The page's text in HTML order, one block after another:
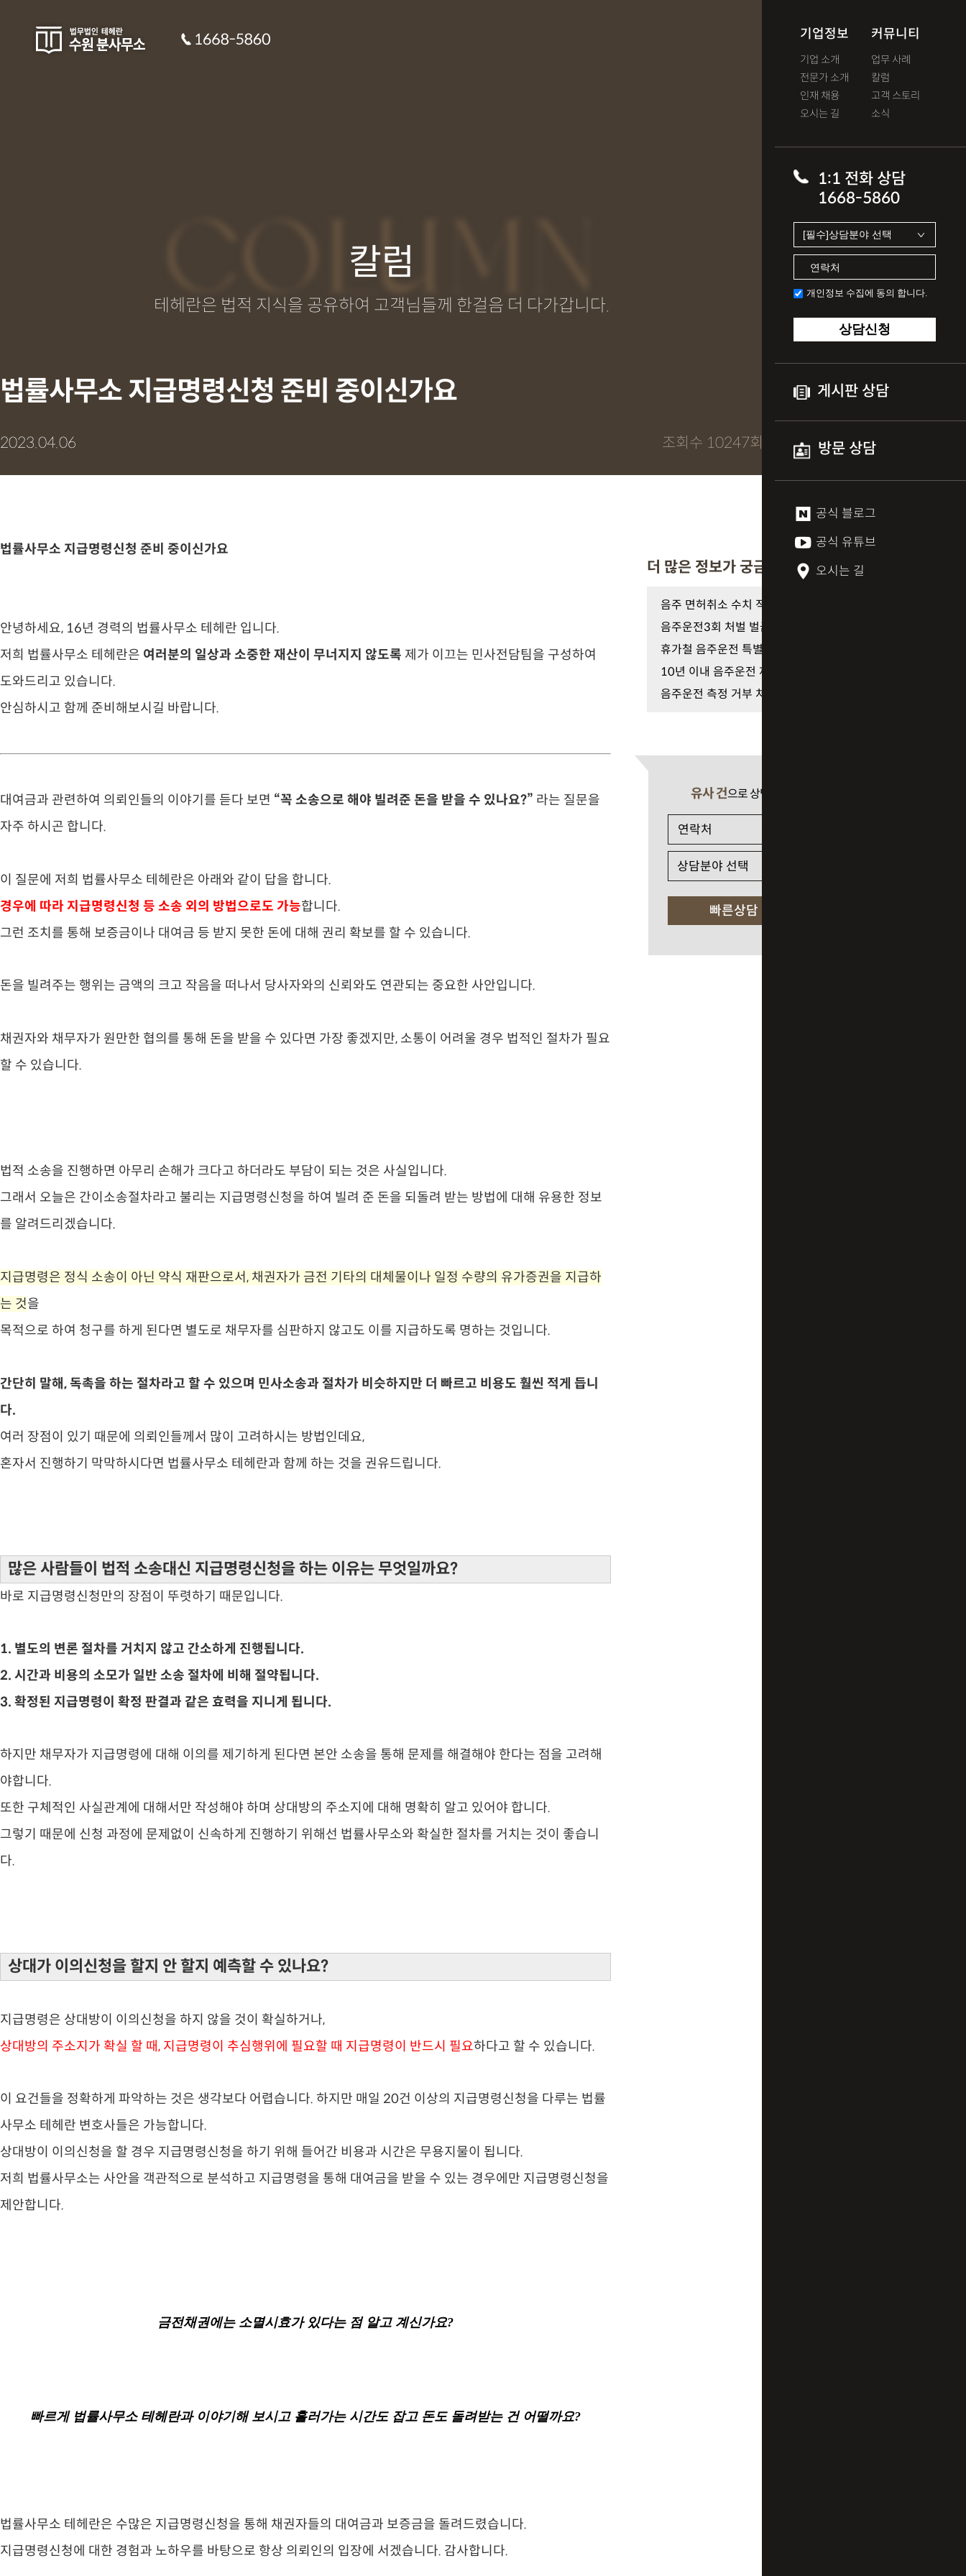
기업정보
기업 소개
전문가 소개
인재 채용
오시는 길
커뮤니티
업무 사례
칼럼
고객 스토리
소식
1:1 전화 상담
1668-5860
개인정보 수집에 동의 합니다.
상담신청
게시판 상담
방문 상담
공식 블로그
공식 유튜브
오시는 길
COLUMN
칼럼
테헤란은 법적 지식을 공유하여 고객님들께 한걸음 더 다가갑니다.
법률사무소 지급명령신청 준비 중이신가요
2023.04.06 조회수 10247회
법률사무소 지급명령신청 준비 중이신가요
안녕하세요, 16년 경력의 법률사무소 테헤란 입니다.
저희 법률사무소 테헤란은 여러분의 일상과 소중한 재산이 무너지지 않도록 제가 이끄는 민사전담팀을 구성하여
도와드리고 있습니다.
안심하시고 함께 준비해보시길 바랍니다.
​대여금과 관련하여 의뢰인들의 이야기를 듣다 보면 “꼭 소송으로 해야 빌려준 돈을 받을 수 있나요?” 라는 질문을
자주 하시곤 합니다.
이 질문에 저희 법률사무소 테헤란은 아래와 같이 답을 합니다.
경우에 따라 지급명령신청 등 소송 외의 방법으로도 가능합니다.
그런 조치를 통해 보증금이나 대여금 등 받지 못한 돈에 대해 권리 확보를 할 수 있습니다.
돈을 빌려주는 행위는 금액의 크고 작음을 떠나서 당사자와의 신뢰와도 연관되는 중요한 사안입니다.
​채권자와 채무자가 원만한 협의를 통해 돈을 받을 수 있다면 가장 좋겠지만, 소통이 어려울 경우 법적인 절차가 필요
할 수 있습니다.
법적 소송을 진행하면 아무리 손해가 크다고 하더라도 부담이 되는 것은 사실입니다.
​그래서 오늘은 간이소송절차라고 불리는 지급명령신청을 하여 빌려 준 돈을 되돌려 받는 방법에 대해 유용한 정보
를 알려드리겠습니다.
지급명령은 정식 소송이 아닌 약식 재판으로서, 채권자가 금전 기타의 대체물이나 일정 수량의 유가증권을 지급하
는 것을
목적으로 하여 청구를 하게 된다면 별도로 채무자를 심판하지 않고도 이를 지급하도록 명하는 것입니다.
간단히 말해, 독촉을 하는 절차라고 할 수 있으며 민사소송과 절차가 비슷하지만 더 빠르고 비용도 훨씬 적게 듭니
다.
​여러 장점이 있기 때문에 의뢰인들께서 많이 고려하시는 방법인데요,
혼자서 진행하기 막막하시다면 법률사무소 테헤란과 함께 하는 것을 권유드립니다.
많은 사람들이 법적 소송대신 지급명령신청을 하는 이유는 무엇일까요?
바로 지급명령신청만의 장점이 뚜렷하기 때문입니다.
1. 별도의 변론 절차를 거치지 않고 간소하게 진행됩니다.
​2. 시간과 비용의 소모가 일반 소송 절차에 비해 절약됩니다.
​3. 확정된 지급명령이 확정 판결과 같은 효력을 지니게 됩니다.
하지만 채무자가 지급명령에 대해 이의를 제기하게 된다면 본안 소송을 통해 문제를 해결해야 한다는 점을 고려해
야합니다.
​또한 구체적인 사실관계에 대해서만 작성해야 하며 상대방의 주소지에 대해 명확히 알고 있어야 합니다.
​그렇기 때문에 신청 과정에 문제없이 신속하게 진행하기 위해선 법률사무소와 확실한 절차를 거치는 것이 좋습니
다.
상대가 이의신청을 할지 안 할지 예측할 수 있나요?
지급명령은 상대방이 이의신청을 하지 않을 것이 확실하거나,
상대방의 주소지가 확실 할 때, 지급명령이 추심행위에 필요할 때 지급명령이 반드시 필요하다고 할 수 있습니다.
이 요건들을 정확하게 파악하는 것은 생각보다 어렵습니다. 하지만 매일 20건 이상의 지급명령신청을 다루는 법률
사무소 테헤란 변호사들은 가능합니다.
상대방이 이의신청을 할 경우 지급명령신청을 하기 위해 들어간 비용과 시간은 무용지물이 됩니다.
저희 법률사무소는 사안을 객관적으로 분석하고 지급명령을 통해 대여금을 받을 수 있는 경우에만 지급명령신청을
제안합니다.
금전채권에는 소멸시효가 있다는 점 알고 계신가요?
​빠르게 법률사무소 테헤란과 이야기해 보시고 흘러가는 시간도 잡고 돈도 돌려받는 건 어떨까요?
법률사무소 테헤란은 수많은 지급명령신청을 통해 채권자들의 대여금과 보증금을 돌려드렸습니다.
지급명령신청에 대한 경험과 노하우를 바탕으로 항상 의뢰인의 입장에 서겠습니다. 감사합니다.
더 많은 정보가 궁금하다면
유사 건으로 상담 필요 시